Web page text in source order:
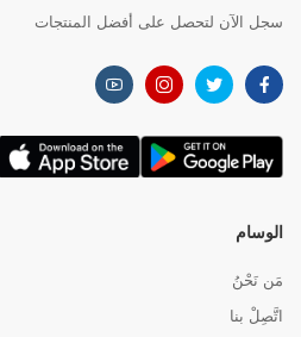
سجل الآن لتحصل على أفضل المنتجات
الوسام
مَن نَحْنُ
اتَّصِلْ بنا